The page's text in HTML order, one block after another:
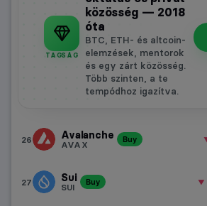
TAGSÁG
közösség — 2018
óta
BTC, ETH- és altcoin-
elemzések, mentorok
és egy zárt közösség.
Több szinten, a te
tempódhoz igazítva.
26 Avalanche
AVAX
Buy
27 Sui
SUI
Buy